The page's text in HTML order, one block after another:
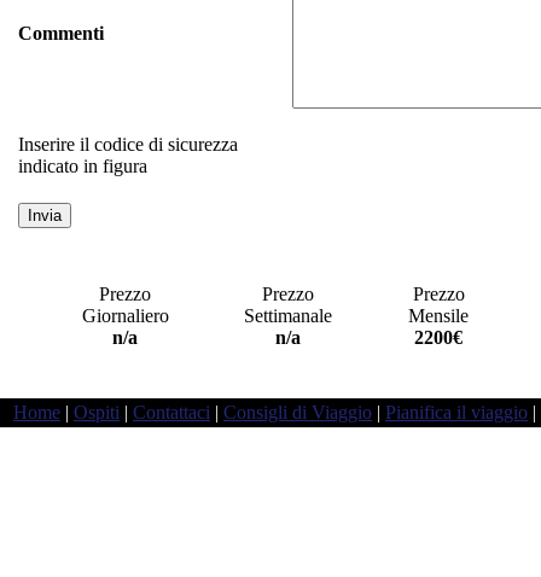
Commenti
Inserire il codice di sicurezza
indicato in figura
Prezzo
Giornaliero
n/a
Prezzo
Settimanale
n/a
Prezzo
Mensile
2200€
Home | Ospiti | Contattaci | Consigli di Viaggio | Pianifica il viaggio |